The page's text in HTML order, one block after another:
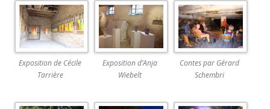
Exposition de Cécile
Tarrière
Exposition d’Anja
Wiebelt
Contes par Gérard
Schembri